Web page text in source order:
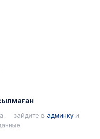
— зайдите в админку и